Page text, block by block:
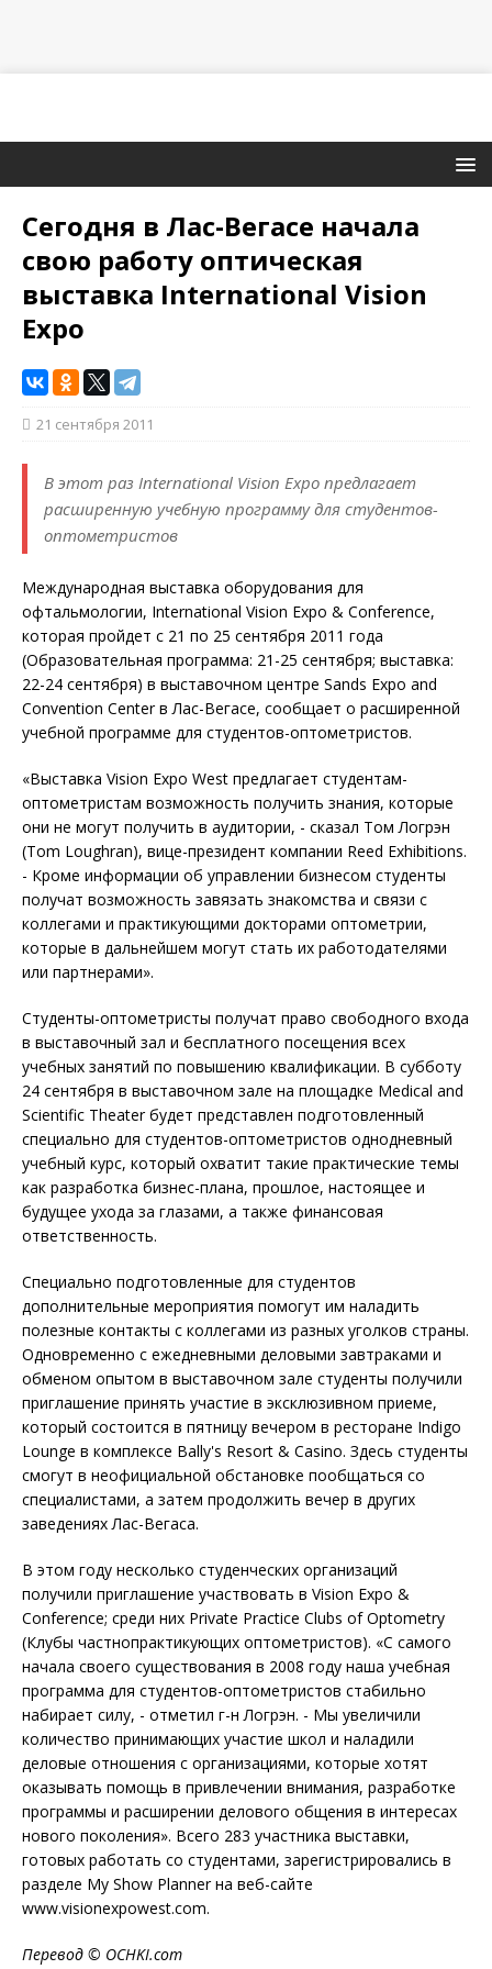
Сегодня в Лас-Вегасе начала
свою работу оптическая
выставка International Vision
Expo
21 сентября 2011
В этот раз International Vision Expo предлагает
расширенную учебную программу для студентов-
оптометристов
Международная выставка оборудования для
офтальмологии, International Vision Expo & Conference,
которая пройдет с 21 по 25 сентября 2011 года
(Образовательная программа: 21-25 сентября; выставка:
22-24 сентября) в выставочном центре Sands Expo and
Convention Center в Лас-Вегасе, сообщает о расширенной
учебной программе для студентов-оптометристов.
«Выставка Vision Expo West предлагает студентам-
оптометристам возможность получить знания, которые
они не могут получить в аудитории, - сказал Том Логрэн
(Tom Loughran), вице-президент компании Reed Exhibitions.
- Кроме информации об управлении бизнесом студенты
получат возможность завязать знакомства и связи с
коллегами и практикующими докторами оптометрии,
которые в дальнейшем могут стать их работодателями
или партнерами».
Студенты-оптометристы получат право свободного входа
в выставочный зал и бесплатного посещения всех
учебных занятий по повышению квалификации. В субботу
24 сентября в выставочном зале на площадке Medical and
Scientific Theater будет представлен подготовленный
специально для студентов-оптометристов однодневный
учебный курс, который охватит такие практические темы
как разработка бизнес-плана, прошлое, настоящее и
будущее ухода за глазами, а также финансовая
ответственность.
Специально подготовленные для студентов
дополнительные мероприятия помогут им наладить
полезные контакты с коллегами из разных уголков страны.
Одновременно с ежедневными деловыми завтраками и
обменом опытом в выставочном зале студенты получили
приглашение принять участие в эксклюзивном приеме,
который состоится в пятницу вечером в ресторане Indigo
Lounge в комплексе Bally's Resort & Casino. Здесь студенты
смогут в неофициальной обстановке пообщаться со
специалистами, а затем продолжить вечер в других
заведениях Лас-Вегаса.
В этом году несколько студенческих организаций
получили приглашение участвовать в Vision Expo &
Conference; среди них Private Practice Clubs of Optometry
(Клубы частнопрактикующих оптометристов). «С самого
начала своего существования в 2008 году наша учебная
программа для студентов-оптометристов стабильно
набирает силу, - отметил г-н Логрэн. - Мы увеличили
количество принимающих участие школ и наладили
деловые отношения с организациями, которые хотят
оказывать помощь в привлечении внимания, разработке
программы и расширении делового общения в интересах
нового поколения». Всего 283 участника выставки,
готовых работать со студентами, зарегистрировались в
разделе My Show Planner на веб-сайте
www.visionexpowest.com.
Перевод © OCHKI.com